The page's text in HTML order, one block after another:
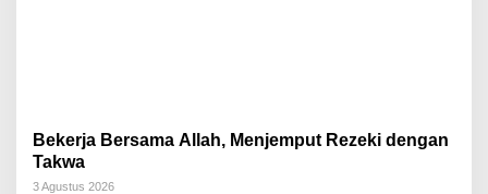
Bekerja Bersama Allah, Menjemput Rezeki dengan
Takwa
3 Agustus 2026